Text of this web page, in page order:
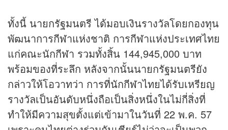
ทั้งนี้ นายกรัฐมนตรี ได้มอบเงินรางวัลโดยกองทุน
พัฒนาการกีฬาแห่งชาติ การกีฬาแห่งประเทศไทย
แก่คณะนักกีฬา รวมทั้งสิ้น 144,945,000 บาท
พร้อมของที่ระลึก หลังจากนั้นนายกรัฐมนตรียัง
กล่าวให้โอวาทว่า การที่นักกีฬาไทยได้รับเหรียญ
รางวัลเป็นอันดับหนึ่งถือเป็นสิ่งหนึ่งในไม่กี่สิ่งที่
ทำให้มีความสุขตั้งแต่เข้ามาในวันที่ 22 พ.ค. 57